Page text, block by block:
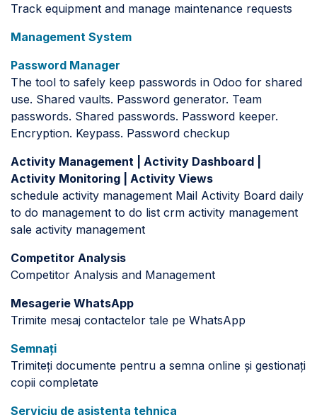
Track equipment and manage maintenance requests
Management System
Password Manager
The tool to safely keep passwords in Odoo for shared
use. Shared vaults. Password generator. Team
passwords. Shared passwords. Password keeper.
Encryption. Keypass. Password checkup
Activity Management | Activity Dashboard |
Activity Monitoring | Activity Views
schedule activity management Mail Activity Board daily
to do management to do list crm activity management
sale activity management
Competitor Analysis
Competitor Analysis and Management
Mesagerie WhatsApp
Trimite mesaj contactelor tale pe WhatsApp
Semnați
Trimiteți documente pentru a semna online și gestionați
copii completate
Serviciu de asistenta tehnica